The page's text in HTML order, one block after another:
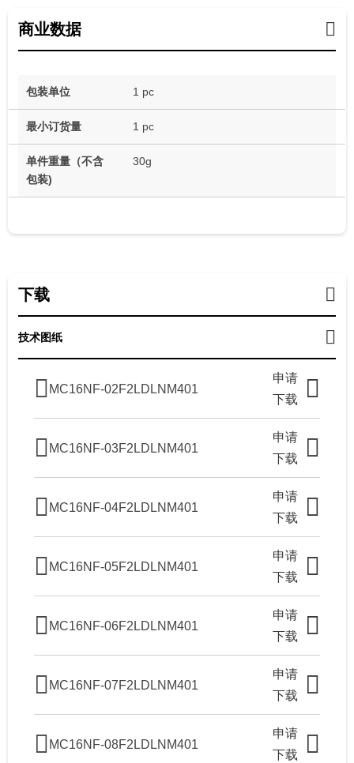
商业数据
包装单位 1 pc
最小订货量 1 pc
单件重量（不含
包装)
30g
下载
技术图纸
MC16NF-02F2LDLNM401
申请
下载
MC16NF-03F2LDLNM401
申请
下载
MC16NF-04F2LDLNM401
申请
下载
MC16NF-05F2LDLNM401
申请
下载
MC16NF-06F2LDLNM401
申请
下载
MC16NF-07F2LDLNM401
申请
下载
MC16NF-08F2LDLNM401
申请
下载